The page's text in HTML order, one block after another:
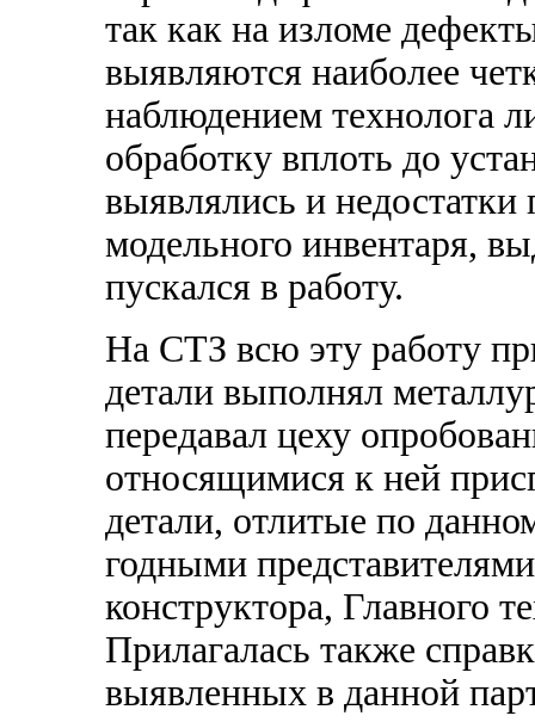
так как на изломе
выявляются наиболее
наблюдением технолога
обработку вплоть до
выявлялись и
модельного инвентаря,
пускался в работу.
На СТЗ всю эту работу
детали выполнял
передавал цеху
относящимися к ней
детали, отлитые по
годными
конструктора, Главного
Прилагалась также
выявленных в данной